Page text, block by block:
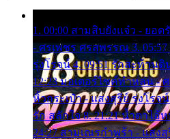
1. 00:00 สามสิบยังแจ๋ว - ยอด
- ศรเพชร ศรสุพรรณ 3.
รุ่งโรจน์ 4. 09:51 รักสะท้าน
12:23 มอเตอร์ไซค์ทำหล่น -
หิ้วกระเป๋า - แสงสุรีย์ รุ่งโรจ
รัก สลักใจ 8. 21:21 น้ำตาไ
24:27 สามเณรกำพร้า - แสงสุ